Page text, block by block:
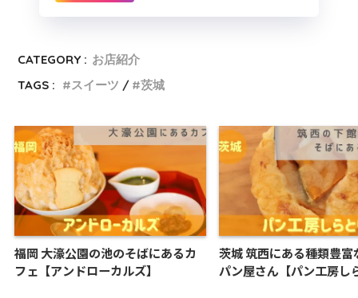
CATEGORY : お店紹介
TAGS :
スイーツ 茨城
福岡 大濠公園の池のそばにあるカ
フェ【アンドローカルズ】
茨城 筑西にある種類豊富
パン屋さん【パン工房し